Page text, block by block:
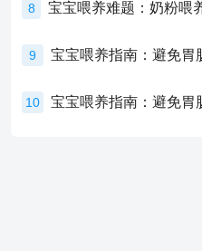
8
9 宝宝喂养指南：避免胃
10 宝宝喂养指南：避免胃